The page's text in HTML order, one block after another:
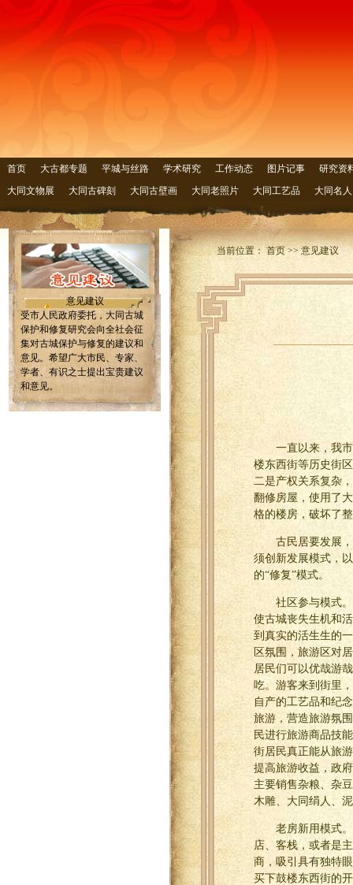
首页 大古都专题 平城与丝路 学术研究 工作动态 图片记事
研究资
大同文物展
大同古碑刻 大同古壁画 大同老照片 大同工艺品 大同名人
意见建议
受市人民政府委托，大同古城
保护和修复研究会向全社会征
集对古城保护与修复的建议和
意见。希望广大市民、专家、
学者、有识之士提出宝贵建议
和意见。
当前位置： 首页 >> 意见建议
一直以来，我
楼东西街等历史街
二是产权关系复杂
翻修房屋，使用了
格的楼房，破坏了
古民居要发展
须创新发展模式，
的“修复”模式。
社区参与模式
使古城丧失生机和
到真实的活生生的
区氛围，旅游区对
居民们可以优哉游
吃。游客来到街里
自产的工艺品和纪
旅游，营造旅游氛
民进行旅游商品技
街居民真正能从旅
提高旅游收益，政
主要销售杂粮、杂
木雕、大同绢人、
老房新用模式
店、客栈，或者是
商，吸引具有独特
买下鼓楼东西街的